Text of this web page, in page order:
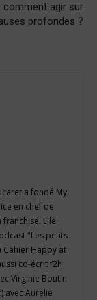
comment agir sur
profondes ?
a fondé My
en chef de
Elle
"Les petits
Cahier Happy at
co-écrit “2h
Virginie Boutin
avec Aurélie